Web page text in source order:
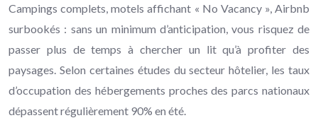
Campings complets, motels affichant « No Vacancy », Airbnb
surbookés : sans un minimum d’anticipation, vous risquez de
passer plus de temps à chercher un lit qu’à profiter des
paysages. Selon certaines études du secteur hôtelier, les taux
d’occupation des hébergements proches des parcs nationaux
dépassent régulièrement 90% en été.